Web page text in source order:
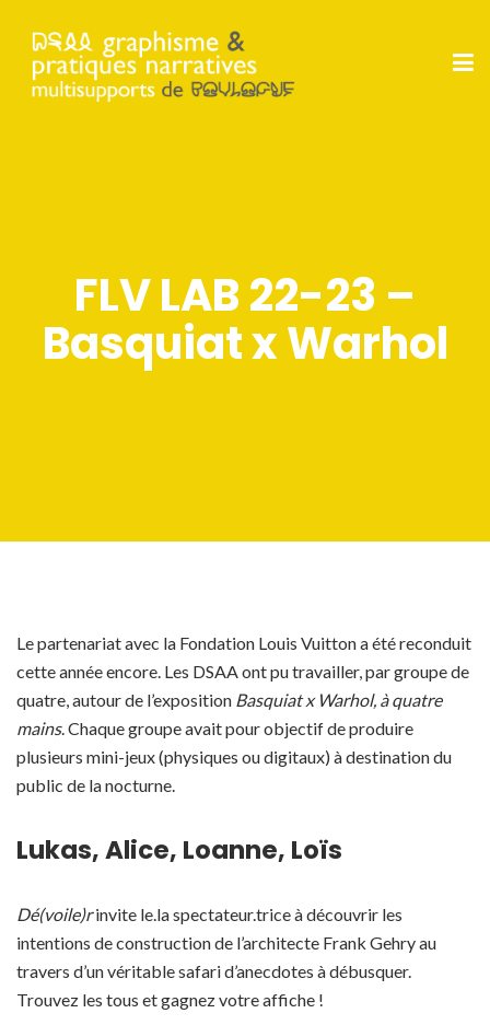
FLV LAB 22-23 –
Basquiat x Warhol
Le partenariat avec la Fondation Louis Vuitton a été reconduit
cette année encore. Les DSAA ont pu travailler, par groupe de
quatre, autour de l’exposition Basquiat x Warhol, à quatre
mains. Chaque groupe avait pour objectif de produire
plusieurs mini-jeux (physiques ou digitaux) à destination du
public de la nocturne.
Lukas, Alice, Loanne, Loïs
Dé(voile)rinvite le.la spectateur.trice à découvrir les
intentions de construction de l’architecte Frank Gehry au
travers d’un véritable safari d’anecdotes à débusquer.
Trouvez les tous et gagnez votre affiche !